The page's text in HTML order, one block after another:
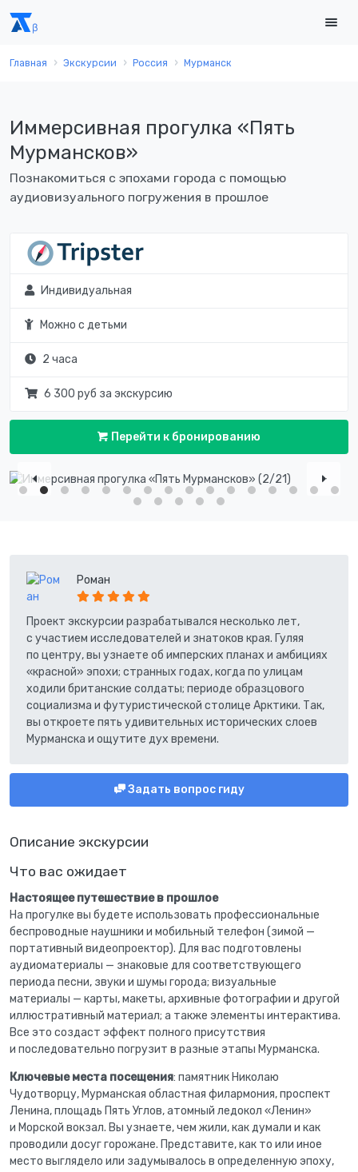
Главная Экскурсии Россия Мурманск
Иммерсивная прогулка «Пять
Мурмансков»
Познакомиться с эпохами города с помощью
аудиовизуального погружения в прошлое
Индивидуальная
Можно с детьми
2 часа
6 300 руб за экскурсию
Перейти к бронированию
Описание экскурсии
Что вас ожидает
Настоящее путешествие в прошлое
На прогулке вы будете использовать профессиональные
беспроводные наушники и мобильный телефон (зимой —
портативный видеопроектор). Для вас подготовлены
аудиоматериалы — знаковые для соответствующего
периода песни, звуки и шумы города; визуальные
материалы — карты, макеты, архивные фотографии и другой
иллюстративный материал; а также элементы интерактива.
Все это создаст эффект полного присутствия
и последовательно погрузит в разные этапы Мурманска.
Ключевые места посещения: памятник Николаю
Чудотворцу, Мурманская областная филармония, проспект
Ленина, площадь Пять Углов, атомный ледокол «Ленин»
и Морской вокзал. Вы узнаете, чем жили, как думали и как
проводили досуг горожане. Представите, как то или иное
место выглядело или задумывалось в определенную эпоху,
Роман
Проект экскурсии разрабатывался несколько лет,
с участием исследователей и знатоков края. Гуляя
по центру, вы узнаете об имперских планах и амбициях
«красной» эпохи; странных годах, когда по улицам
ходили британские солдаты; периоде образцового
социализма и футуристической столице Арктики. Так,
вы откроете пять удивительных исторических слоев
Мурманска и ощутите дух времени.
Задать вопрос гиду